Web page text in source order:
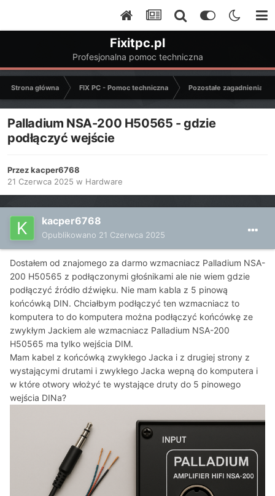
Fixitpc.pl
Profesjonalna pomoc techniczna
Strona główna FIX PC - Pomoc techniczna Pozostałe zagadnienia
Palladium NSA-200 H50565 - gdzie
podłączyć wejście
Przezkacper6768
21 Czerwca 2025 w Hardware
kacper6768
Opublikowano 21 Czerwca 2025
Dostałem od znajomego za darmo wzmacniacz Palladium NSA-
200 H50565 z podłączonymi głośnikami ale nie wiem gdzie
podłączyć źródło dźwięku. Nie mam kabla z 5 pinową
końcówką DIN. Chciałbym podłączyć ten wzmacniacz to
komputera to do komputera można podłączyć końcówkę ze
zwykłym Jackiem ale wzmacniacz Palladium NSA-200
H50565 ma tylko wejścia DIM.
Mam kabel z końcówką zwykłego Jacka i z drugiej strony z
wystającymi drutami i zwykłego Jacka wepną do komputera i
w które otwory włożyć te wystające druty do 5 pinowego
wejścia DINa?